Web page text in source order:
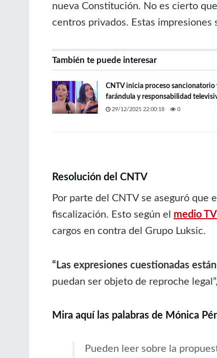
nueva Constitución. No es cierto
centros privados. Estas impresiones
También te puede interesar
CNTV inicia proceso sancionatorio
farándula y responsabilidad
29/12/2025 22:00:18 0
Resolución del CNTV
Por parte del CNTV se aseguró que
fiscalización. Esto según el medio
cargos en contra del Grupo Luksic.
“Las expresiones cuestionadas
puedan ser objeto de reproche
Mira aquí las palabras de Mónica
Pueden leer sobre la